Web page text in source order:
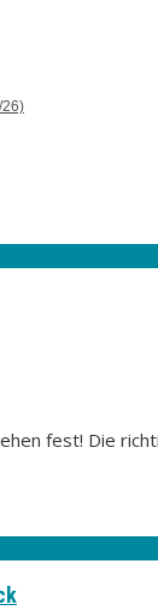
stehen